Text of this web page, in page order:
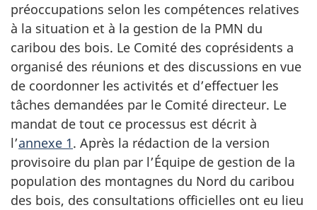
préoccupations selon les compétences relatives
à la situation et à la gestion de la PMN du
caribou des bois. Le Comité des coprésidents a
organisé des réunions et des discussions en vue
de coordonner les activités et d’effectuer les
tâches demandées par le Comité directeur. Le
mandat de tout ce processus est décrit à
l’annexe 1. Après la rédaction de la version
provisoire du plan par l’Équipe de gestion de la
population des montagnes du Nord du caribou
des bois, des consultations officielles ont eu lieu